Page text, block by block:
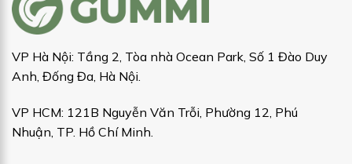
VP Hà Nội: Tầng 2, Tòa nhà Ocean Park, Số 1 Đào Duy
Anh, Đống Đa, Hà Nội.
VP HCM: 121B Nguyễn Văn Trỗi, Phường 12, Phú
Nhuận, TP. Hồ Chí Minh.